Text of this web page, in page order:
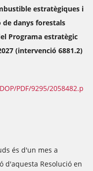
estratègiques i
danys forestals
Programa estratègic
(intervenció 6881.2)
PDF/9295/2058482.p
és d'un mes a
d'aquesta Resolució en